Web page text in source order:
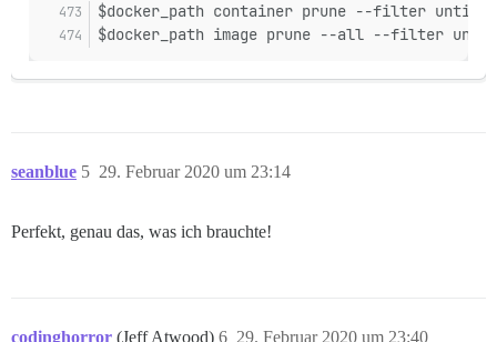
$docker_path container prune --filter
$docker_path image prune --all --filter
seanblue 29. Februar 2020 um 23:14
5
Perfekt, genau das, was ich brauchte!
codinghorror (Jeff Atwood) 29. Februar 2020 um 23:40
6